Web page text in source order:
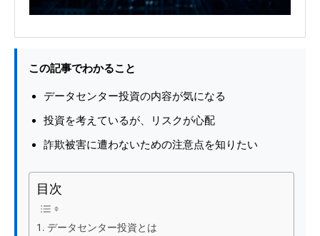
この記事でわかること
データセンター投資の内容が気になる
投資を考えているが、リスクが心配
詐欺被害に遭わないための注意点を知りたい
目次
データセンター投資とは